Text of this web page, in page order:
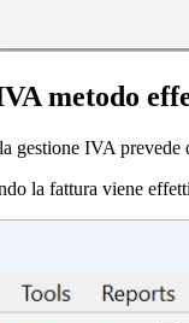
metodo
gestione IVA
la fattura viene